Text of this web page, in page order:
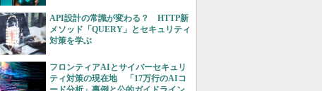
API設計の常識が変わる？ HTTP新
メソッド「QUERY」とセキュリティ
対策を学ぶ
フロンティアAIとサイバーセキュリ
ティ対策の現在地 「17万行のAIコ